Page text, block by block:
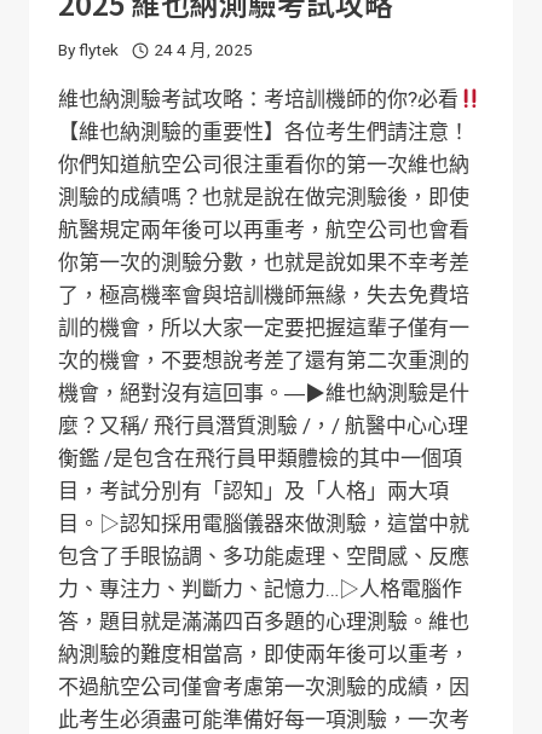
Byflytek 24 4 月, 2025
維也納測驗考試攻略：考培訓機師的你?必看
【維也納測驗的重要性】各位考生們請注意！
你們知道航空公司很注重看你的第一次維也納
測驗的成績嗎？也就是說在做完測驗後，即使
航醫規定兩年後可以再重考，航空公司也會看
你第一次的測驗分數，也就是說如果不幸考差
了，極高機率會與培訓機師無緣，失去免費培
訓的機會，所以大家一定要把握這輩子僅有一
次的機會，不要想說考差了還有第二次重測的
機會，絕對沒有這回事。―▶︎維也納測驗是什
麼？又稱/ 飛行員潛質測驗 /，/ 航醫中心心理
衡鑑 /是包含在飛行員甲類體檢的其中一個項
目，考試分別有「認知」及「人格」兩大項
目。▷認知採用電腦儀器來做測驗，這當中就
包含了手眼協調、多功能處理、空間感、反應
力、專注力、判斷力、記憶力…▷人格電腦作
答，題目就是滿滿四百多題的心理測驗。維也
納測驗的難度相當高，即使兩年後可以重考，
不過航空公司僅會考慮第一次測驗的成績，因
此考生必須盡可能準備好每一項測驗，一次考